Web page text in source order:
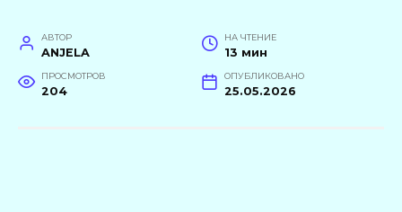
АВТОР
ANJELA
НА ЧТЕНИЕ
13 мин
ПРОСМОТРОВ
204
ОПУБЛИКОВАНО
25.05.2026